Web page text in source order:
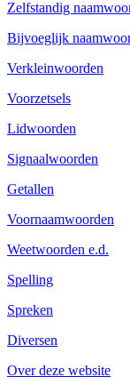
Zelfstandig
Bijvoeglijk
Verkleinwoorden
Voorzetsels
Lidwoorden
Signaalwoorden
Getallen
Voornaamwoorden
Weetwoorden e.d.
Spelling
Spreken
Diversen
Over deze website